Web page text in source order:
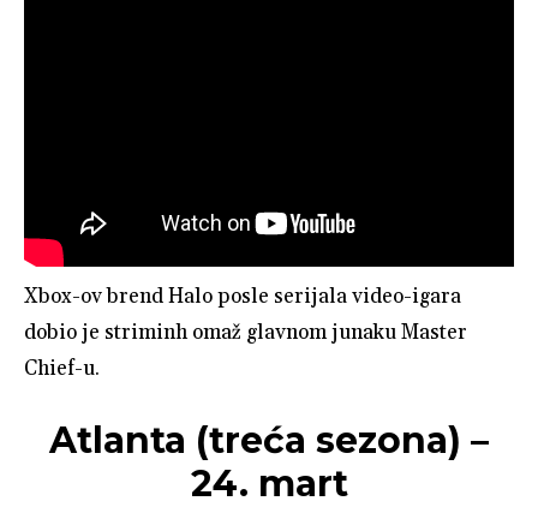
Xbox-ov brend Halo posle serijala video-igara
dobio je striminh omaž glavnom junaku Master
Chief-u.
Atlanta (treća sezona) –
24. mart